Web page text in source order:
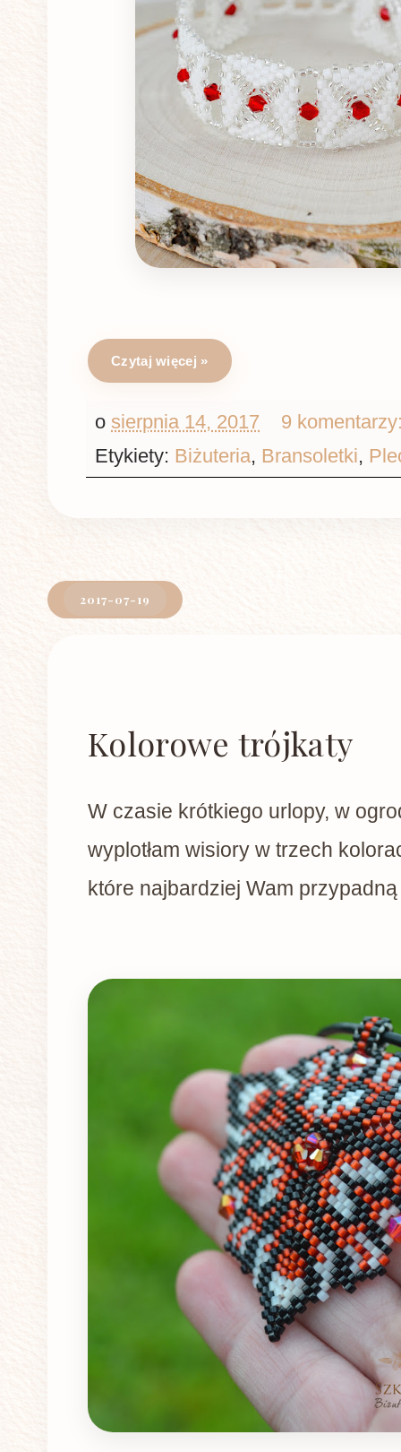
Czytaj więcej »
o sierpnia 14, 2017
9
Etykiety: Biżuteria, Bransoletki,
2017-07-19
Kolorowe trójkaty
W czasie krótkiego urlopy, w
wyplotłam wisiory w trzech
które najbardziej Wam